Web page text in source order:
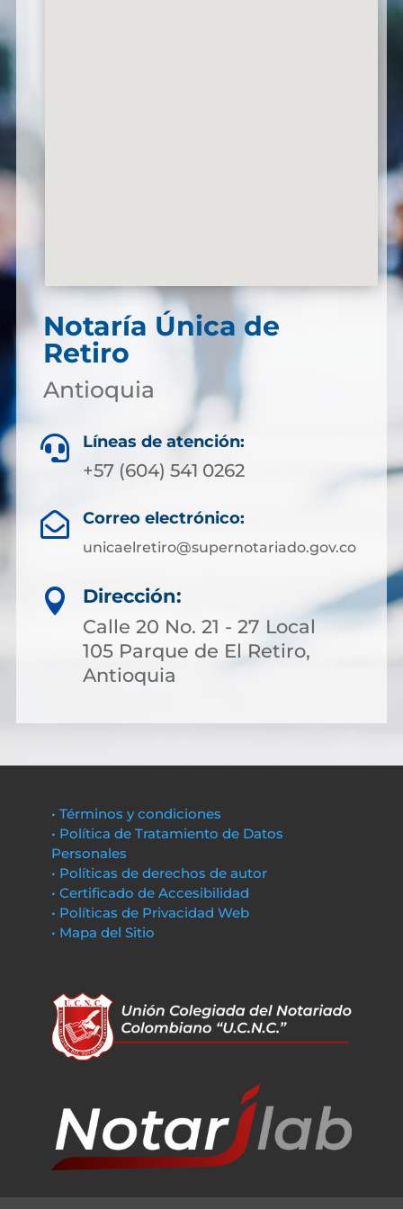
Notaría Única de
Retiro
Antioquia
 Líneas de atención:
+57 (604) 541 0262
 Correo electrónico:
unicaelretiro@supernotariado.gov.co

Dirección:
Calle 20 No. 21 - 27 Local
105 Parque de El Retiro,
Antioquia
• Términos y condiciones
• Política de Tratamiento de Datos
Personales
• Políticas de derechos de autor
• Certificado de Accesibilidad
• Políticas de Privacidad Web
• Mapa del Sitio